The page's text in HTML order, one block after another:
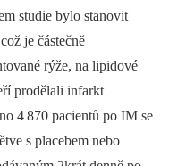
studie bylo stanovit
je částečně
rýže, na lipidové
prodělali infarkt
4 870 pacientů po IM se
s placebem nebo